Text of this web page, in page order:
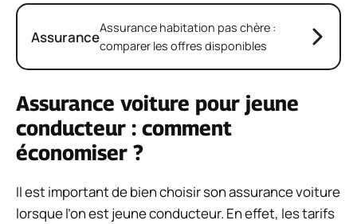
AssuranceAssurance habitation pas chère :
comparer les offres disponibles
Assurance voiture pour jeune
conducteur : comment
économiser ?
Il est important de bien choisir son assurance voiture
lorsque l’on est jeune conducteur. En effet, les tarifs